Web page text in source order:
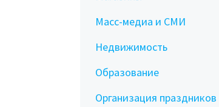
Масс-медиа и СМИ
Недвижимость
Образование
Организация праздников